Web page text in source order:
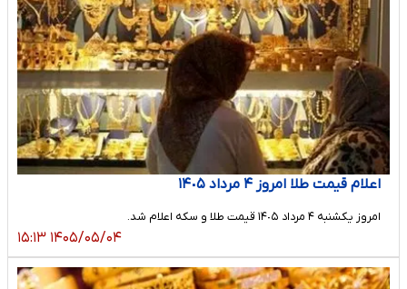
اعلام قیمت طلا امروز ۴ مرداد ١۴٠۵
امروز یکشنبه ۴ مرداد ١۴٠۵ قیمت طلا و سکه اعلام شد.
۱۴۰۵/۰۵/۰۴ ۱۵:۱۳